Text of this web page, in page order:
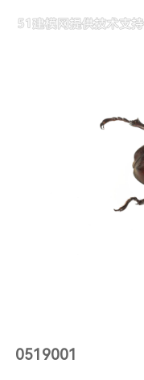
1688
0519001